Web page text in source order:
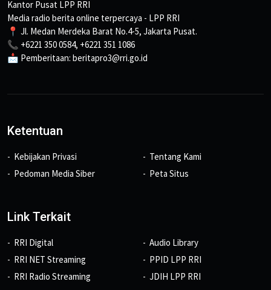
Kantor Pusat LPP RRI
Media radio berita online terpercaya - LPP RRI
📍 Jl. Medan Merdeka Barat No.4-5, Jakarta Pusat.
📞 +6221 350 0584, +6221 351 1086
📩 Pemberitaan: beritapro3@rri.go.id
Ketentuan
Kebijakan Privasi
Pedoman Media Siber
Tentang Kami
Peta Situs
Link Terkait
RRI Digital
RRI NET Streaming
RRI Radio Streaming
Audio Library
PPID LPP RRI
JDIH LPP RRI